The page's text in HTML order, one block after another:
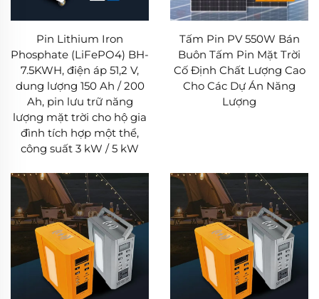
Pin Lithium Iron
Phosphate (LiFePO4) BH-
7.5KWH, điện áp 51,2 V,
dung lượng 150 Ah / 200
Ah, pin lưu trữ năng
lượng mặt trời cho hộ gia
đình tích hợp một thể,
công suất 3 kW / 5 kW
Tấm Pin PV 550W Bán
Buôn Tấm Pin Mặt Trời
Cố Định Chất Lượng Cao
Cho Các Dự Án Năng
Lượng